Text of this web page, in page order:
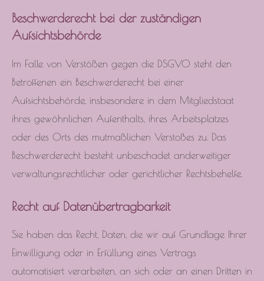
Beschwerderecht bei der zuständigen
Aufsichtsbehörde
Im Falle von Verstößen gegen die DSGVO steht den
Betroffenen ein Beschwerderecht bei einer
Aufsichtsbehörde, insbesondere in dem Mitgliedstaat
ihres gewöhnlichen Aufenthalts, ihres Arbeitsplatzes
oder des Orts des mutmaßlichen Verstoßes zu. Das
Beschwerderecht besteht unbeschadet anderweitiger
verwaltungsrechtlicher oder gerichtlicher Rechtsbehelfe.
Recht auf Datenübertragbarkeit
Sie haben das Recht, Daten, die wir auf Grundlage Ihrer
Einwilligung oder in Erfüllung eines Vertrags
automatisiert verarbeiten, an sich oder an einen Dritten in